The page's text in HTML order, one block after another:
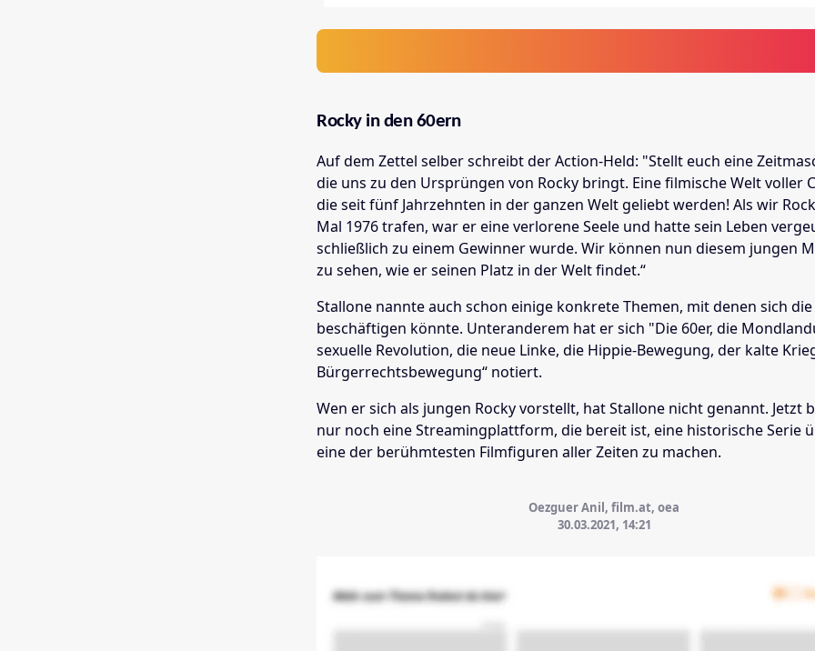
Rocky in den 60ern
Auf dem Zettel selber schreibt der Action-Held: "Stellt euch eine
die uns zu den Ursprüngen von Rocky bringt. Eine filmische Welt voller
die seit fünf Jahrzehnten in der ganzen Welt geliebt werden! Als wir
Mal 1976 trafen, war er eine verlorene Seele und hatte sein Leben
schließlich zu einem Gewinner wurde. Wir können nun diesem jungen
zu sehen, wie er seinen Platz in der Welt findet.“
Stallone nannte auch schon einige konkrete Themen, mit denen sich die
beschäftigen könnte. Unteranderem hat er sich "Die 60er, die
sexuelle Revolution, die neue Linke, die Hippie-Bewegung, der kalte
Bürgerrechtsbewegung“ notiert.
Wen er sich als jungen Rocky vorstellt, hat Stallone nicht genannt. Jetzt
nur noch eine Streamingplattform, die bereit ist, eine historische Serie
eine der berühmtesten Filmfiguren aller Zeiten zu machen.
Oezguer Anil, film.at, oea
30.03.2021, 14:21